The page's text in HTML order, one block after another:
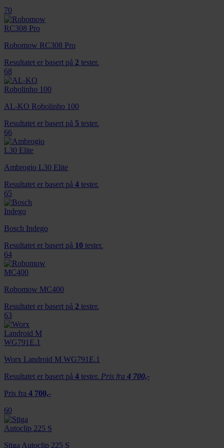
70
Robomow RC308 Pro
Resultatet er basert på 2 tester.
68
AL-KO Robolinho 100
Resultatet er basert på 5 tester.
66
Ambrogio L30 Elite
Resultatet er basert på 4 tester.
65
Bosch Indego
Resultatet er basert på 10 tester.
64
Robomow MC400
Resultatet er basert på 2 tester.
63
Worx Landroid M WG791E.1
Resultatet er basert på 4 tester. Pris fra 4 700,-
Pris fra 4 700,-
60
Stiga Autoclip 225 S